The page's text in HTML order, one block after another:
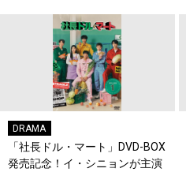
DRAMA
「社長ドル・マート」DVD-BOX
発売記念！イ・シニョンが主演